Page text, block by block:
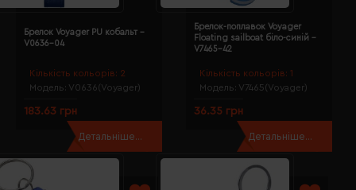
Кількість кольорів: 2
Модель: V0636(Voyager)
Брелок Voyager PU кобальт -
V0636-04
183.63 грн
Детальніше...
Кількість кольорів: 1
Модель: V7465(Voyager)
Брелок-поплавок Voyager
Floating sailboat біло-синій -
V7465-42
36.35 грн
Детальніше...